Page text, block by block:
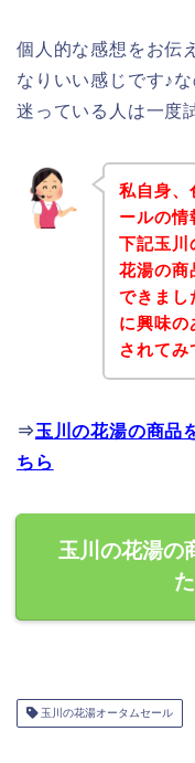
個人的な感想をお伝
なりいい感じです♪
迷っている人は一度
私自身、
ールの情
下記玉川
花湯の商
できまし
に興味の
されてみ
⇒玉川の花湯の商品
ちら
玉川の花湯の
玉川の花湯オータムセール